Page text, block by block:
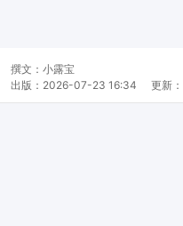
撰文： 小露宝
出版： 2026-07-23 16:34 更新：